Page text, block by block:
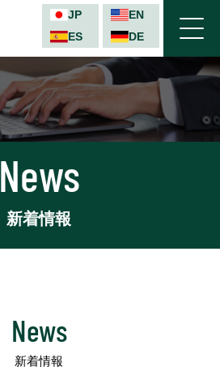
JP
EN
ES
DE
News
新着情報
News
新着情報